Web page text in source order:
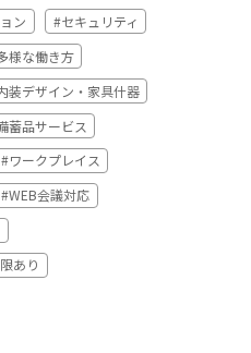
ン
#セキュリティ
様な働き方
装デザイン・家具什器
蓄品サービス
#ワークプレイス
#WEB会議対応
あり